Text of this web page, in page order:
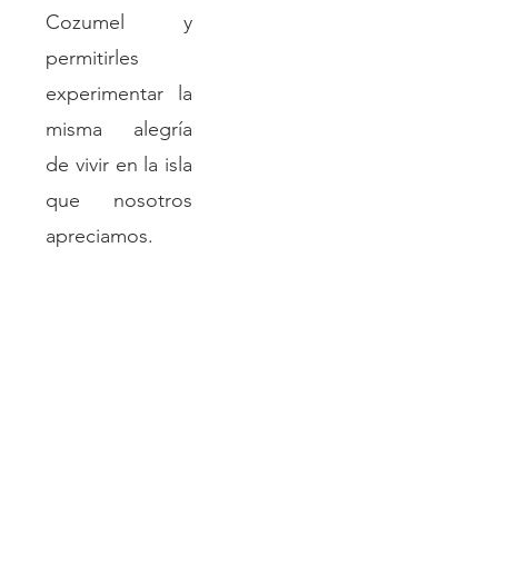
Cozumel y
permitirles
experimentar la
misma alegría
de vivir en la isla
que nosotros
apreciamos.